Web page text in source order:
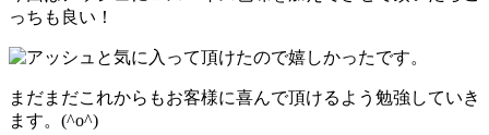
っちも良い！
と気に入って頂けたので嬉しかったです。
まだまだこれからもお客様に喜んで頂けるよう勉強していき
ます。(^o^)